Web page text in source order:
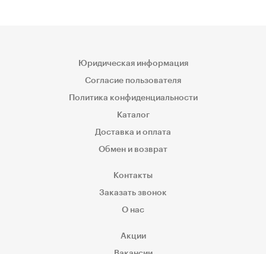
Юридическая информация
Согласие пользователя
Политика конфиденциальности
Каталог
Доставка и оплата
Обмен и возврат
Контакты
Заказать звонок
О нас
Акции